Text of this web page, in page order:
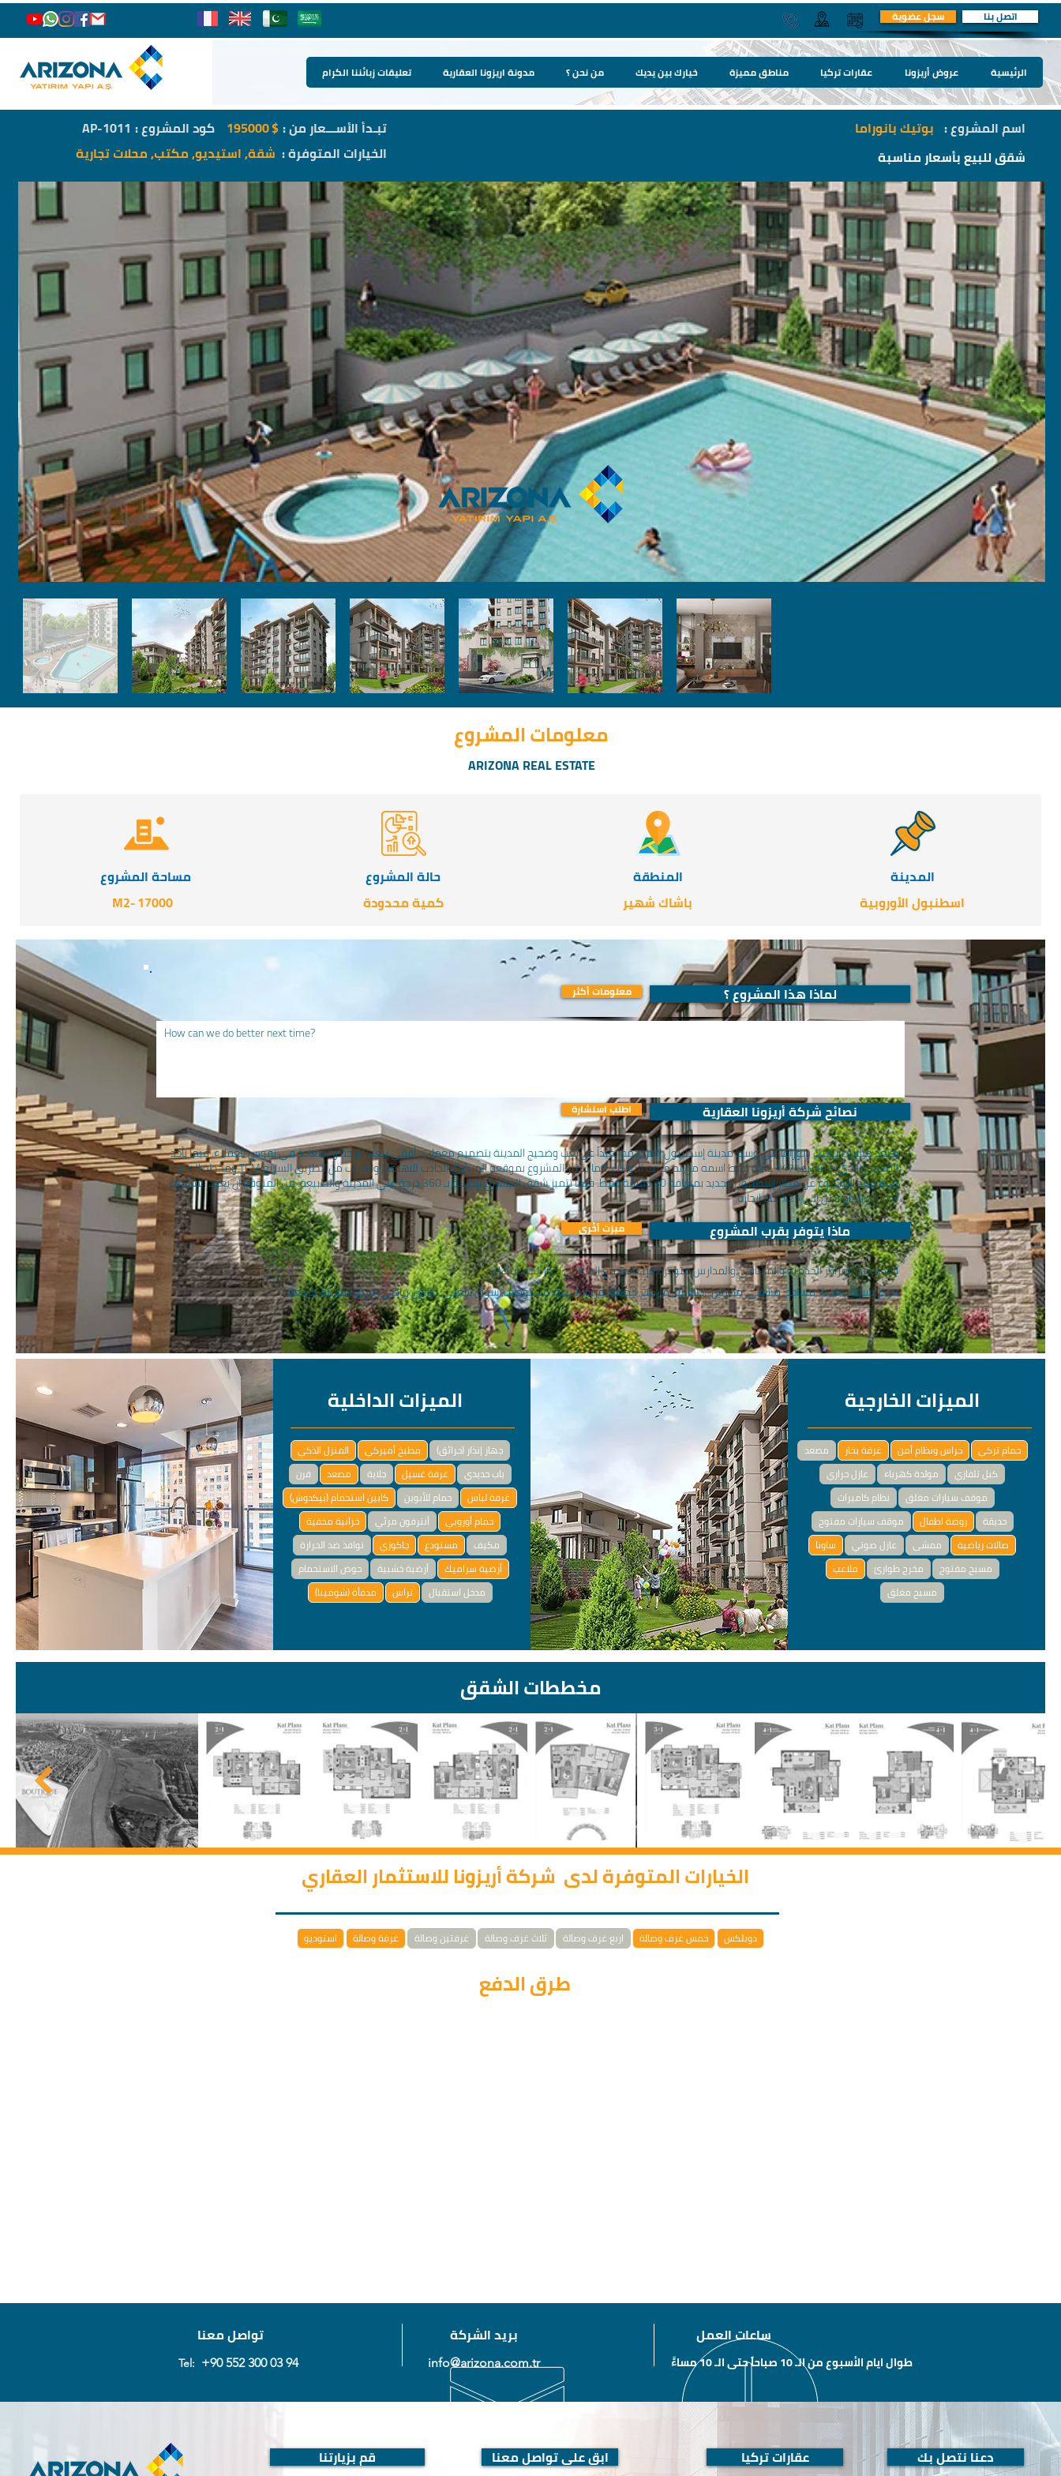
سجل عضوية اتصل بنا
الرئيسية عروض أريزونا عقارات تركيا مناطق مميزة خيارك بين يديك من نحن ؟ مدونة اريزونا العقارية تعليقات زبائننا الكرام
AP-1011 كود المشروع : 195000 تبـدأ الأســـعار من : $
شقة, استيديو, مكتب, محلات تجارية الخيارات المتوفرة :
بوتيك بانوراما اسم المشروع :
شقق للبيع بأسعار مناسبة
معلومات المشروع
ARIZONA REAL ESTATE
مساحة المشروع
-M217000
حالة المشروع
كمية محدودة
المنطقة
باشاك شهير
المدينة
اسطنبول الأوروبية
معلومات أكثر لماذا هذا المشروع ؟
How can we do better next time?
اطلب استشارة نصائح شركة أريزونا العقارية
يصعد مشروع بوتيك بانوراما في وسط مدينة إسطنبول المزدحمة بعيداً عن تعب وضجيج المدينة بتصميم معماري أفقي يبعث الراحة والسعادة في نفوس العملاء. فيما يأخذ
المشروع الذي يستضيف 147 عائلة فقط اسمه من تصميمه البوتيك. كما يتميز المشروع بموقعه المركزي الجاذب للاهتمام والقريب من الطريق السريع TEM ومحطة الميترو.
فيما يبعد المشروع عن مطار إسطنبول الجديد بمسافة 30 دقيقة فقط. فيما تتميز شقق المشروع بإطلالة بـ 360 درجة على المدينة والطبيعة. من المتوقع أن يعود المشروع
لعملائه بأرباح تصل إلى 25% عند إنجازه.
ميزت أخُرى ماذا يتوفر بقرب المشروع
العديد من المراكز الخدمية والمشافي والمدارس متوفرة قرب المجمع السكني نذكر لكم منها :
مركز تسوق, بلدية, مساجد, مشفى, مدارس, اطفائية, ماركت, حديقة, مركز شرطة, مستوصف, سوق شعبي, صالون رياضي, مركز المدينة, جامعة
الميزات الداخلية
المنزل الذكي مطبخ أميركي
جهاز إنذار (حرائق)
فرن
مصعد جلاية غرفة غسيل
باب حديدي
كابين استحمام (بيكدوش)
حمام للأبوين
غرفة لباس
خزانية مخفية
أنترفون مرئي
حمام أوروبي
نوافذ ضد الحرارة
جاكوزي مستودع
مكيف
حوض الاستحمام
أرضية خشبية
أرضية سراميك
مدفأة (شومينا)
تراس مدخل استقبال
الميزات الخارجية
مصعد غرفة بخار حراس ونظام أمن
حمام تركي
عازل حراري
مولدة كهرباء
كبل تلفازي
نظام كاميرات
موقف سيارات مغلق
موقف سيارات مفتوح
روضة اطفال
حديقة
ساونا
عازل صوتي ممشى
صالات رياضية
ملاعب
مخرج طوارئ
مسبح مفتوح
مسبح مغلق
مخططات الشقق
الخيارات المتوفرة لدى شركة أريزونا للاستثمار العقاري
استوديو غرفة وصالة غرفتين وصالة ثلاث غرف وصالة اربع غرف وصالة خمس غرف وصالة دوبلكس
طرق الدفع
تواصل معنا
Tel: +90 552 300 03 94
بريد الشركة
info@arizona.com.tr
ساعات العمل
طوال ايام الأسبوع من الـ 10 صباحاً حتى الـ 10 مساءًَ
قم بزيارتنا ابق على تواصل معنا عقارات تركيا دعنا نتصل بك